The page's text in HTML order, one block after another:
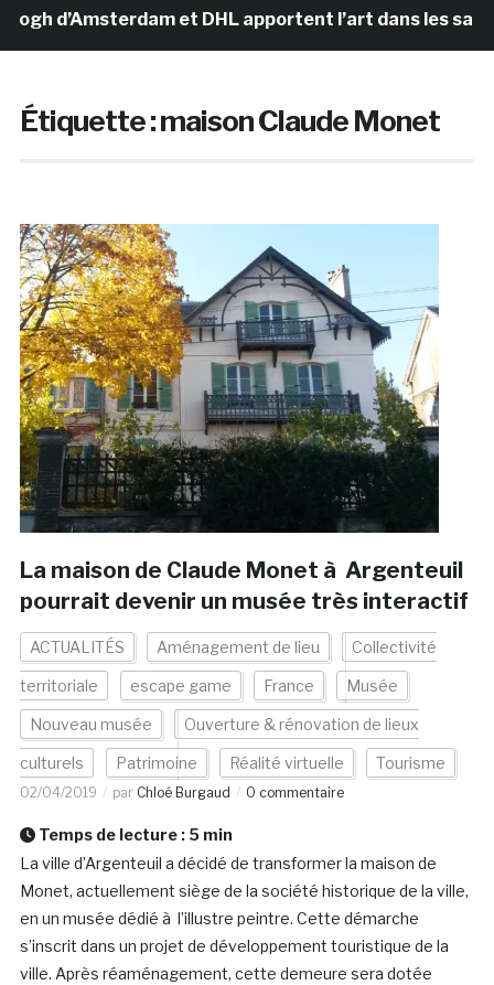
d’Amsterdam et DHL apportent l’art dans les salles
Étiquette :maison Claude Monet
La maison de Claude Monet à Argenteuil
pourrait devenir un musée très interactif
ACTUALITÉS Aménagement de lieu Collectivité
territoriale escape game France Musée
Nouveau musée Ouverture & rénovation de lieux
culturels Patrimoine Réalité virtuelle Tourisme
02/04/2019 par Chloé Burgaud 0 commentaire
Temps de lecture : 5 min
La ville d’Argenteuil a décidé de transformer la maison de
Monet, actuellement siège de la société historique de la ville,
en un musée dédié à l’illustre peintre. Cette démarche
s’inscrit dans un projet de développement touristique de la
ville. Après réaménagement, cette demeure sera dotée